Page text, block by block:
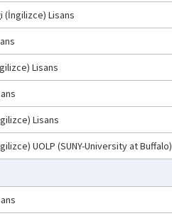
(İngilizce) Lisans
Lisans
Lisans
UOLP (SUNY-University at Buffalo)